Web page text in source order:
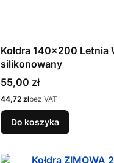
Kołdra 140x200 Letnia WRZOSOWY SEN policotton/ poliester
silikonowany
Cena
55,00 zł
Cena
44,72 złbez VAT
Do koszyka